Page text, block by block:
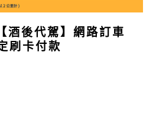
酒後代駕】網路訂車
刷卡付款